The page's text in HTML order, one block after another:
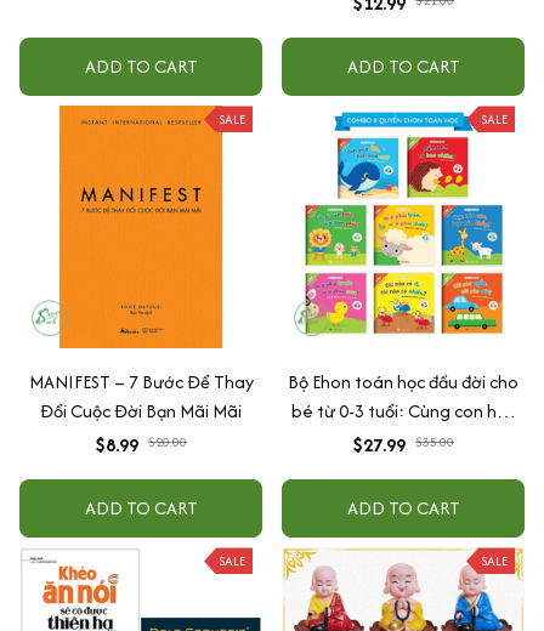
ADD TO CART ADD TO CART
SALE
MANIFEST – 7 Bước Để Thay
Đổi Cuộc Đời Bạn Mãi Mãi
$8.99 $20.00
ADD TO CART
SALE
Bộ Ehon toán học đầu đời cho
bé từ 0-3 tuổi: Cùng con học
toán (song ngữ Việt Anh)
$27.99 $35.00
ADD TO CART
SALE SALE